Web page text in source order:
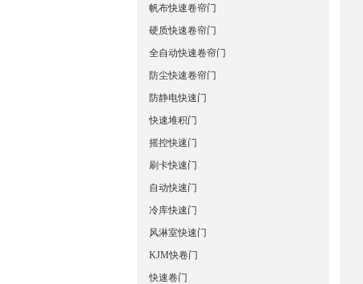
帆布快速卷帘门
硬质快速卷帘门
全自动快速卷帘门
防尘快速卷帘门
防静电快速门
快速堆积门
摇控快速门
刷卡快速门
自动快速门
冷库快速门
风淋室快速门
KJM快卷门
快速卷门